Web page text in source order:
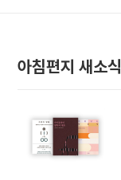
아침편지 새소식